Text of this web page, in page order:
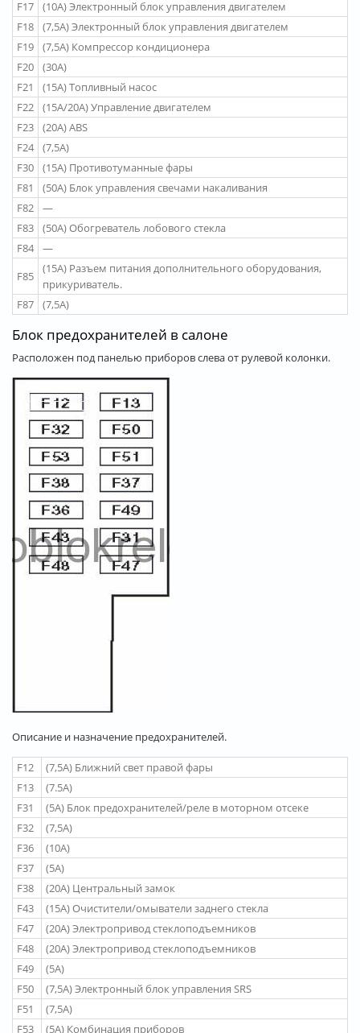
F17
(10A) Электронный блок управления двигателем
F18
(7,5A) Электронный блок управления двигателем
F19
(7,5A) Компрессор кондиционера
F20
(30A)
F21
(15A) Топливный насос
F22
(15A/20A) Управление двигателем
F23
(20A) ABS
F24
(7,5A)
F30
(15A) Противотуманные фары
F81
(50A) Блок управления свечами накаливания
F82
—
F83
(50A) Обогреватель лобового стекла
F84
—
F85
(15A) Разъем питания дополнительного оборудования,
прикуриватель.
F87
(7,5A)
Блок предохранителей в салоне
Расположен под панелью приборов слева от рулевой колонки.
Описание и назначение предохранителей.
F12
(7,5A) Ближний свет правой фары
F13
(7.5A)
F31
(5A) Блок предохранителей/реле в моторном отсеке
F32
(7,5A)
F36
(10A)
F37
(5A)
F38
(20A) Центральный замок
F43
(15A) Очистители/омыватели заднего стекла
F47
(20A) Электропривод стеклоподъемников
F48
(20A) Электропривод стеклоподъемников
F49
(5A)
F50
(7,5A) Электронный блок управления SRS
F51
(7,5A)
F53
(5A) Комбинация приборов